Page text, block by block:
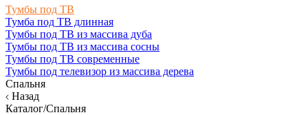
Тумбы под ТВ
Тумба под ТВ длинная
Тумбы под ТВ из массива дуба
Тумбы под ТВ из массива сосны
Тумбы под ТВ современные
Тумбы под телевизор из массива дерева
Спальня
Назад
Каталог/Спальня